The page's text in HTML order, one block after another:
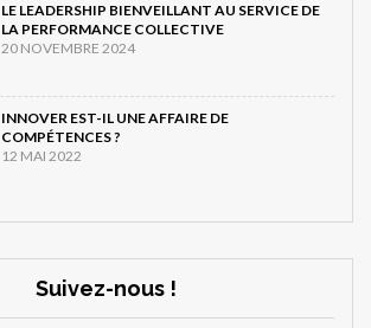
LE LEADERSHIP BIENVEILLANT AU SERVICE DE
LA PERFORMANCE COLLECTIVE
20 NOVEMBRE 2024
INNOVER EST-IL UNE AFFAIRE DE
COMPÉTENCES ?
12 MAI 2022
Suivez-nous !